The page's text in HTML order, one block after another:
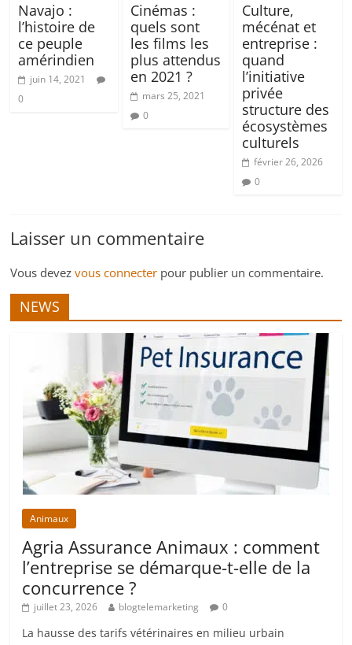
Navajo :
l’histoire de
ce peuple
amérindien
juin 14, 2021
0
Cinémas :
quels sont
les films les
plus attendus
en 2021 ?
mars 25, 2021
0
Culture,
mécénat et
entreprise :
quand
l’initiative
privée
structure des
écosystèmes
culturels
février 26, 2026
0
Laisser un commentaire
Vous devezvous connecter pour publier un commentaire.
NEWS
Animaux
Agria Assurance Animaux : comment
l’entreprise se démarque-t-elle de la
concurrence ?
juillet 23, 2026 blogtelemarketing 0
La hausse des tarifs vétérinaires en milieu urbain